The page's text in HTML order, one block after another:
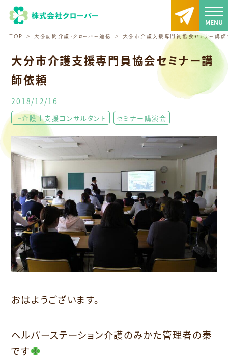
TOP 大分訪問介護・クローバー通信 大分市介護支援専門員協会セミナー講師
大分市介護支援専門員協会セミナー講
師依頼
2018/12/16
├介護士支援コンサルタント セミナー講演会
おはようございます。
ヘルパーステーション介護のみかた管理者の秦
です